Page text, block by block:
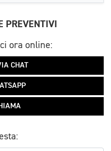
PREVENTIVI
ora online:
CHAT